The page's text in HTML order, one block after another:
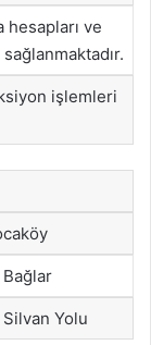
hesapları ve
işlemleri
Bağlar
Silvan Yolu